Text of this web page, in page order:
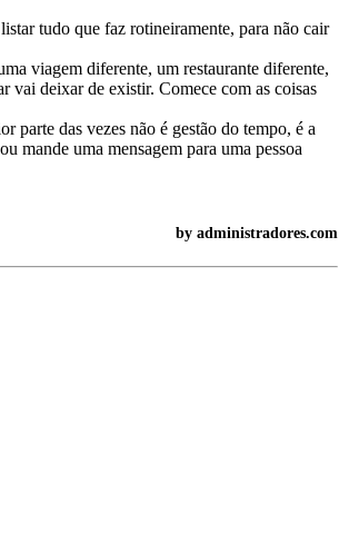
tudo que faz rotineiramente, para não cair
viagem diferente, um restaurante diferente,
vai deixar de existir. Comece com as coisas
parte das vezes não é gestão do tempo, é a
mande uma mensagem para uma pessoa
by administradores.com